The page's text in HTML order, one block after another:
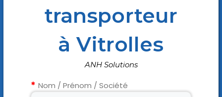
transporteur
à Vitrolles
ANH Solutions
Nom / Prénom / Société